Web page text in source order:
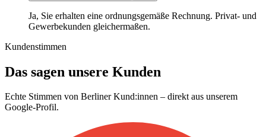
Ja, Sie erhalten eine ordnungsgemäße Rechnung. Privat- und
Gewerbekunden gleichermaßen.
Kundenstimmen
Das sagen unsere Kunden
Echte Stimmen von Berliner Kund:innen – direkt aus unserem
Google-Profil.